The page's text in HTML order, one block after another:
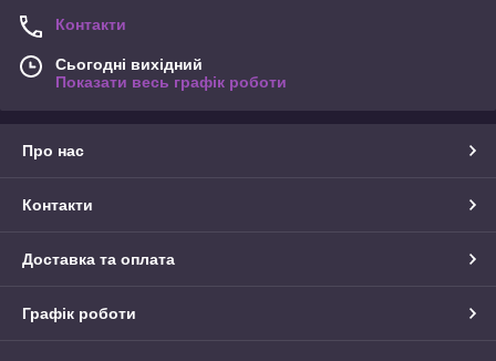
Контакти
Сьогодні вихідний
Показати весь графік роботи
Про нас
Контакти
Доставка та оплата
Графік роботи